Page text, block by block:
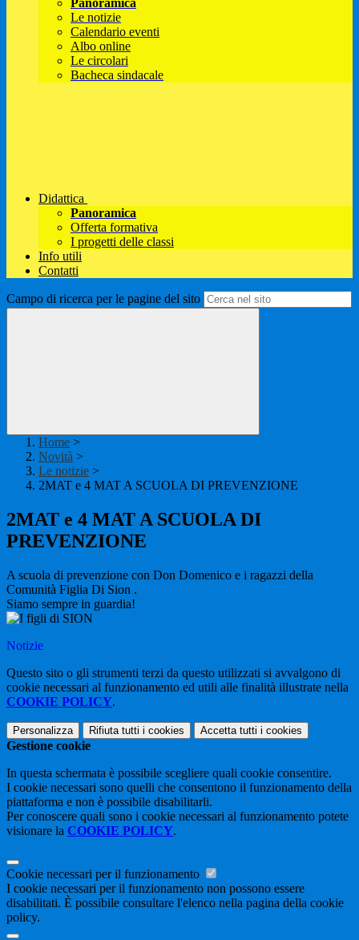
Panoramica
Le notizie
Calendario eventi
Albo online
Le circolari
Bacheca sindacale
Didattica
Panoramica
Offerta formativa
I progetti delle classi
Info utili
Contatti
Campo di ricerca per le pagine del sito
Home >
Novità >
Le notizie >
2MAT e 4 MAT A SCUOLA DI PREVENZIONE
2MAT e 4 MAT A SCUOLA DI
PREVENZIONE
A scuola di prevenzione con Don Domenico e i ragazzi della
Comunità Figlia Di Sion .
Siamo sempre in guardia!
Notizie
Questo sito o gli strumenti terzi da questo utilizzati si avvalgono di
cookie necessari al funzionamento ed utili alle finalità illustrate nella
COOKIE POLICY.
Personalizza Rifiuta tutti i cookies Accetta tutti i cookies
Gestione cookie
In questa schermata è possibile scegliere quali cookie consentire.
I cookie necessari sono quelli che consentono il funzionamento della
piattaforma e non è possibile disabilitarli.
Per conoscere quali sono i cookie necessari al funzionamento potete
visionare la COOKIE POLICY.
Cookie necessari per il funzionamento
I cookie necessari per il funzionamento non possono essere
disabilitati. È possibile consultare l'elenco nella pagina della cookie
policy.